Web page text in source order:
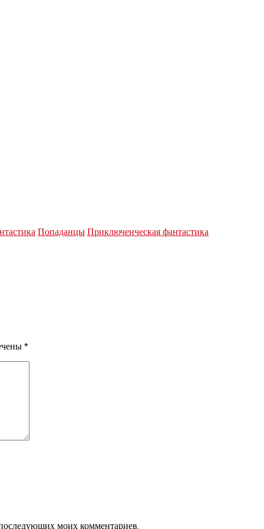
Попаданцы Приключенческая фантастика
*
моих комментариев.